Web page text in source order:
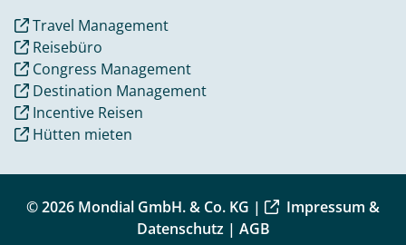
Travel Management
Reisebüro
Congress Management
Destination Management
Incentive Reisen
Hütten mieten
© 2026 Mondial GmbH. & Co. KG |
Impressum &
Datenschutz| AGB